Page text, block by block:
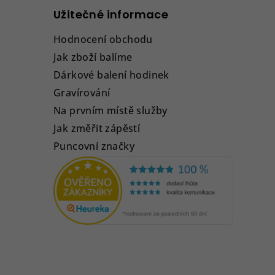
Užitečné informace
Hodnocení obchodu
Jak zboží balíme
Dárkové balení hodinek
Gravírování
Na prvním místě služby
Jak změřit zápěstí
Puncovní značky